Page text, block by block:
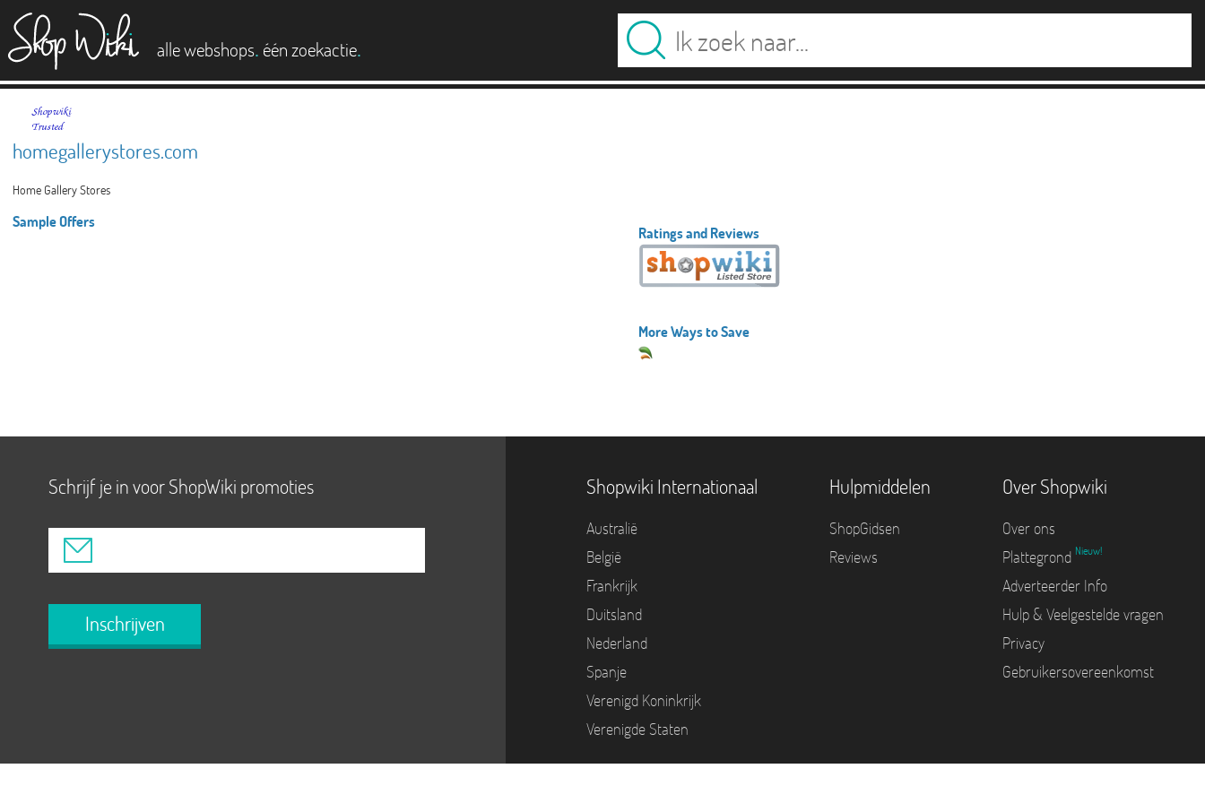
alle webshops. één zoekactie.
homegallerystores.com
Home Gallery Stores
Sample Offers
Ratings and Reviews
More Ways to Save
Schrijf je in voor ShopWiki promoties
Inschrijven
Shopwiki Internationaal
Australië
België
Frankrijk
Duitsland
Nederland
Spanje
Verenigd Koninkrijk
Verenigde Staten
Hulpmiddelen
ShopGidsen
Reviews
Over Shopwiki
Over ons
Plattegrond Nieuw!
Adverteerder Info
Hulp & Veelgestelde vragen
Privacy
Gebruikersovereenkomst